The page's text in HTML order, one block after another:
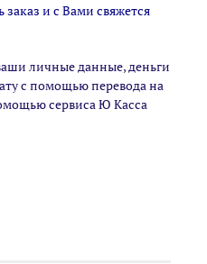
и с Вами свяжется
личные данные, деньги
с помощью перевода на
сервиса Ю Касса